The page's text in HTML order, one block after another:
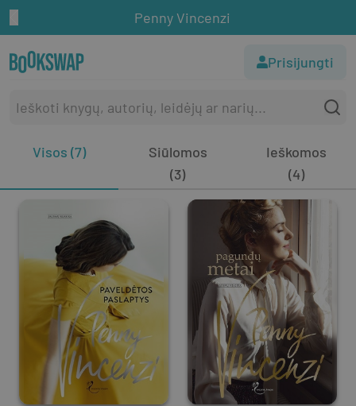
Penny Vincenzi
Prisijungti
Visos (7)
Siūlomos
(3)
Ieškomos
(4)